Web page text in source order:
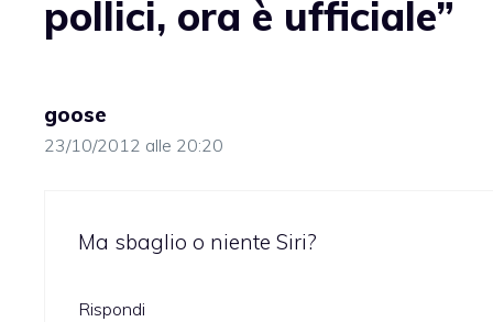
pollici, ora è ufficiale”
goose
23/10/2012 alle 20:20
Ma sbaglio o niente Siri?
Rispondi